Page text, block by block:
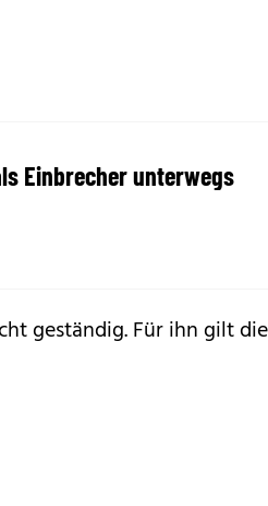
Einbrecher unterwegs
geständig. Für ihn gilt die